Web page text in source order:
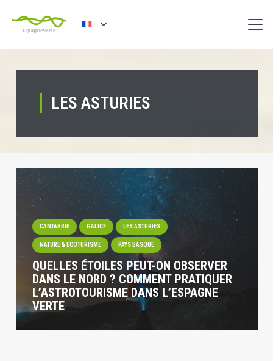
LES ASTURIES
CANTABRIE GALICE LES ASTURIES
NATURE & ÉCOTURISME PAYS BASQUE
QUELLES ÉTOILES PEUT-ON OBSERVER
DANS LE NORD ? COMMENT PRATIQUER
L’ASTROTOURISME DANS L’ESPAGNE
VERTE